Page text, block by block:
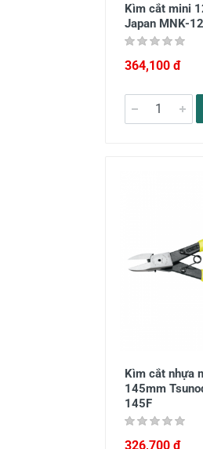
Kìm cắt mini
Japan MNK-
364,100 đ
Kìm cắt nhựa
145mm
145F
326,700 đ